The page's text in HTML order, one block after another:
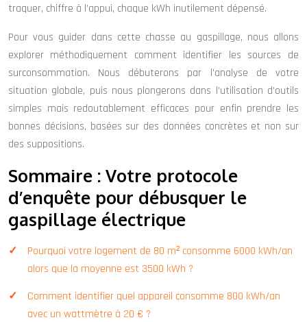
traquer, chiffre à l’appui, chaque kWh inutilement dépensé.
Pour vous guider dans cette chasse au gaspillage, nous allons
explorer méthodiquement comment identifier les sources de
surconsommation. Nous débuterons par l’analyse de votre
situation globale, puis nous plongerons dans l’utilisation d’outils
simples mais redoutablement efficaces pour enfin prendre les
bonnes décisions, basées sur des données concrètes et non sur
des suppositions.
Sommaire : Votre protocole
d’enquête pour débusquer le
gaspillage électrique
Pourquoi votre logement de 80 m² consomme 6000 kWh/an
alors que la moyenne est 3500 kWh ?
Comment identifier quel appareil consomme 800 kWh/an
avec un wattmètre à 20 € ?